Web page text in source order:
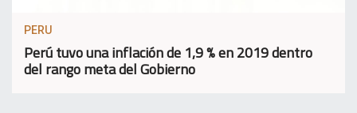
PERU
Perú tuvo una inflación de 1,9 % en 2019 dentro
del rango meta del Gobierno